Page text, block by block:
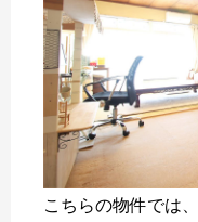
こちらの物件では、